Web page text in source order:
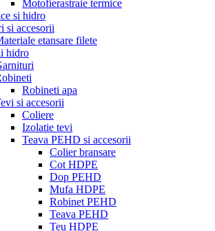
Motofierastraie termice
si hidro
si accesorii
etansare filete
hidro
Robineti apa
si accesorii
Coliere
Izolatie tevi
Teava PEHD si accesorii
Colier bransare
Cot HDPE
Dop PEHD
Mufa HDPE
Robinet PEHD
Teava PEHD
Teu HDPE